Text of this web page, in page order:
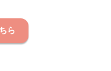
ら